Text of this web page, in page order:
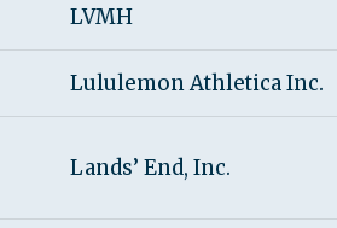
LVMH
Lululemon Athletica Inc.
Lands’ End, Inc.